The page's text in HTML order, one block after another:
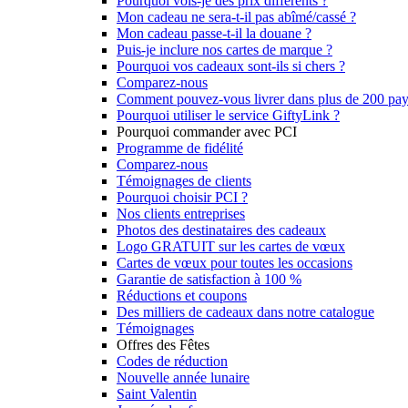
Mon cadeau ne sera-t-il pas abîmé/cassé ?
Mon cadeau passe-t-il la douane ?
Puis-je inclure nos cartes de marque ?
Pourquoi vos cadeaux sont-ils si chers ?
Comparez-nous
Comment pouvez-vous livrer dans plus de 200
Pourquoi utiliser le service GiftyLink ?
Pourquoi commander avec PCI
Programme de fidélité
Comparez-nous
Témoignages de clients
Pourquoi choisir PCI ?
Nos clients entreprises
Photos des destinataires des cadeaux
Logo GRATUIT sur les cartes de vœux
Cartes de vœux pour toutes les occasions
Garantie de satisfaction à 100 %
Réductions et coupons
Des milliers de cadeaux dans notre catalogue
Témoignages
Offres des Fêtes
Codes de réduction
Nouvelle année lunaire
Saint Valentin